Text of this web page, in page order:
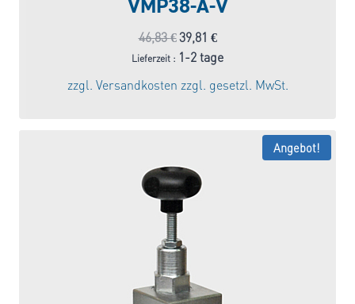
VMP38-A-V
46,83€Ursprünglicher
Preis
war:
46,83 €
39,81 €Aktueller
Preis
Lieferzeit : 1-2 tage
zzgl. Versandkosten zzgl. gesetzl. MwSt.
Angebot!